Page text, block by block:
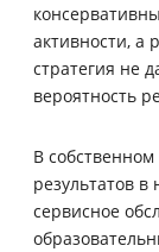
активности, а
стратегия не
вероятность
В
результатов
сервисное